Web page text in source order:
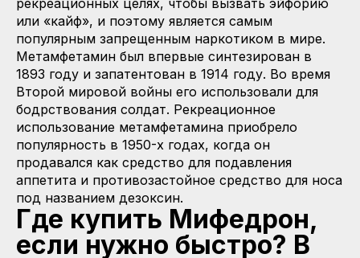
или «кайф», и поэтому является самым
популярным запрещенным наркотиком в мире.
Метамфетамин был впервые синтезирован в
1893 году и запатентован в 1914 году. Во время
Второй мировой войны его использовали для
бодрствования солдат. Рекреационное
использование метамфетамина приобрело
популярность в 1950-х годах, когда он
продавался как средство для подавления
аппетита и противозастойное средство для носа
под названием дезоксин.
Где купить Мифедрон,
если нужно быстро? В